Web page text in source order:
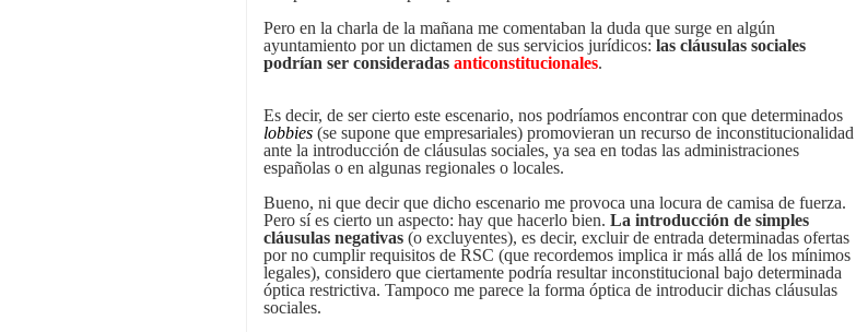
Pero en la charla de la mañana me comentaban la duda que surge en algún
ayuntamiento por un dictamen de sus servicios jurídicos: las cláusulas sociales
podrían ser consideradas anticonstitucionales.
Es decir, de ser cierto este escenario, nos podríamos encontrar con que determinados
lobbies (se supone que empresariales) promovieran un recurso de inconstitucionalidad
ante la introducción de cláusulas sociales, ya sea en todas las administraciones
españolas o en algunas regionales o locales.
Bueno, ni que decir que dicho escenario me provoca una locura de camisa de fuerza.
Pero sí es cierto un aspecto: hay que hacerlo bien. La introducción de simples
cláusulas negativas (o excluyentes), es decir, excluir de entrada determinadas ofertas
por no cumplir requisitos de RSC (que recordemos implica ir más allá de los mínimos
legales), considero que ciertamente podría resultar inconstitucional bajo determinada
óptica restrictiva. Tampoco me parece la forma óptica de introducir dichas cláusulas
sociales.